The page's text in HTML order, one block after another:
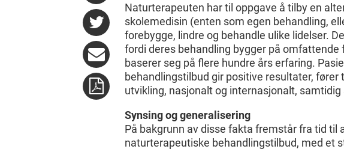
Naturterapeuten har til oppgave å tilby en
skolemedisin (enten som egen behandling,
forebygge, lindre og behandle ulike lidelser.
fordi deres behandling bygger på
baserer seg på flere hundre års erfaring.
behandlingstilbud gir positive resultater,
utvikling, nasjonalt og internasjonalt,
Synsing og generalisering
På bakgrunn av disse fakta fremstår fra tid til
naturterapeutiske behandlingstilbud, med et